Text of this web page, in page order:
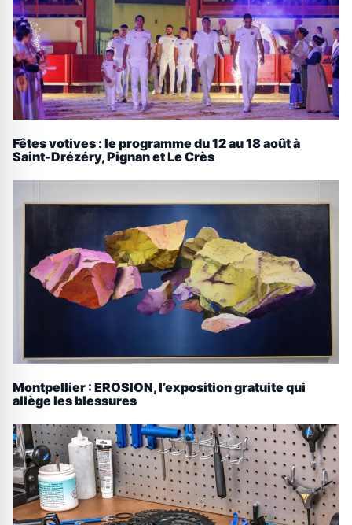
Fêtes votives : le programme du 12 au 18 août à
Saint-Drézéry, Pignan et Le Crès
Montpellier : EROSION, l’exposition gratuite qui
allège les blessures